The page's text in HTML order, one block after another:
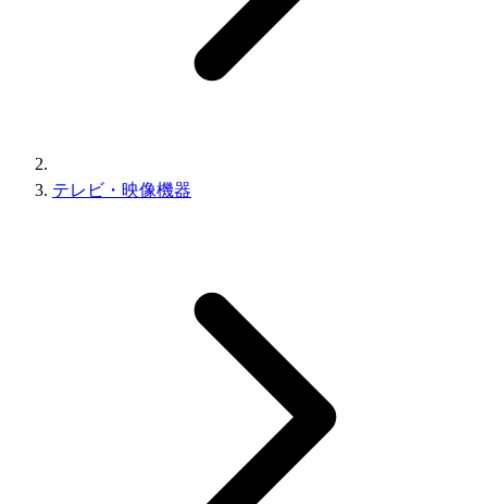
テレビ・映像機器